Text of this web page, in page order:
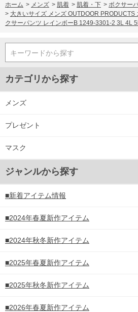
ホーム > メンズ > 肌着 > 肌着・下 > ボクサー
> 大きいサイズ メンズ OUTDOOR PRODUCTS
クサーパンツ レインボーB 1249-3301-2 3L 4L
キーワードから探す
カテゴリから探す
メンズ
プレゼント
マスク
ジャンルから探す
■新着アイテム情報
■2024年春夏新作アイテム
■2024年秋冬新作アイテム
■2025年春夏新作アイテム
■2025年秋冬新作アイテム
■2026年春夏新作アイテム